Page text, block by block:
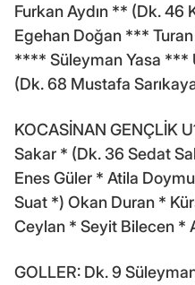
Furkan Aydın ** (Dk. 46
Egehan Doğan ***
**** Süleyman Yasa ***
(Dk. 68 Mustafa
KOCASİNAN GENÇLİK
Sakar * (Dk. 36 Sedat
Enes Güler * Atila
Suat *) Okan Duran *
Ceylan * Seyit Bilecen *
GOLLER: Dk. 9